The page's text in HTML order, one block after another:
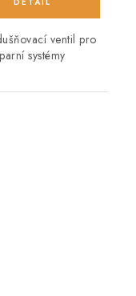
ventil pro
parní systémy